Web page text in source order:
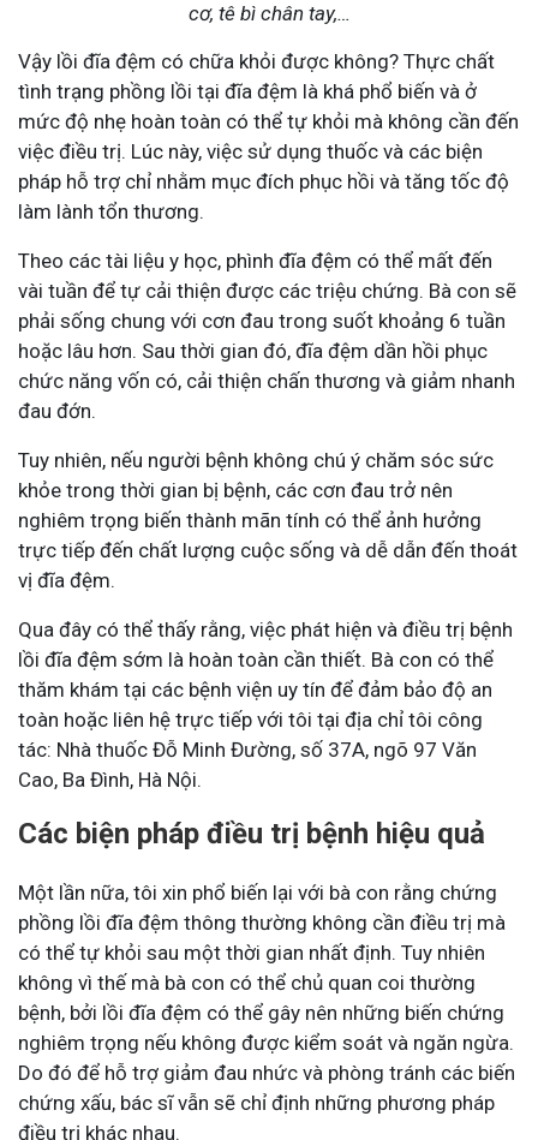
cơ, tê bì chân tay,…
Vậy lồi đĩa đệm có chữa khỏi được không? Thực chất
tình trạng phồng lồi tại đĩa đệm là khá phổ biến và ở
mức độ nhẹ hoàn toàn có thể tự khỏi mà không cần đến
việc điều trị. Lúc này, việc sử dụng thuốc và các biện
pháp hỗ trợ chỉ nhằm mục đích phục hồi và tăng tốc độ
làm lành tổn thương.
Theo các tài liệu y học, phình đĩa đệm có thể mất đến
vài tuần để tự cải thiện được các triệu chứng. Bà con sẽ
phải sống chung với cơn đau trong suốt khoảng 6 tuần
hoặc lâu hơn. Sau thời gian đó, đĩa đệm dần hồi phục
chức năng vốn có, cải thiện chấn thương và giảm nhanh
đau đớn.
Tuy nhiên, nếu người bệnh không chú ý chăm sóc sức
khỏe trong thời gian bị bệnh, các cơn đau trở nên
nghiêm trọng biến thành mãn tính có thể ảnh hưởng
trực tiếp đến chất lượng cuộc sống và dễ dẫn đến thoát
vị đĩa đệm.
Qua đây có thể thấy rằng, việc phát hiện và điều trị bệnh
lồi đĩa đệm sớm là hoàn toàn cần thiết. Bà con có thể
thăm khám tại các bệnh viện uy tín để đảm bảo độ an
toàn hoặc liên hệ trực tiếp với tôi tại địa chỉ tôi công
tác: Nhà thuốc Đỗ Minh Đường, số 37A, ngõ 97 Văn
Cao, Ba Đình, Hà Nội.
Các biện pháp điều trị bệnh hiệu quả
Một lần nữa, tôi xin phổ biến lại với bà con rằng chứng
phồng lồi đĩa đệm thông thường không cần điều trị mà
có thể tự khỏi sau một thời gian nhất định. Tuy nhiên
không vì thế mà bà con có thể chủ quan coi thường
bệnh, bởi lồi đĩa đệm có thể gây nên những biến chứng
nghiêm trọng nếu không được kiểm soát và ngăn ngừa.
Do đó để hỗ trợ giảm đau nhức và phòng tránh các biến
chứng xấu, bác sĩ vẫn sẽ chỉ định những phương pháp
điều trị khác nhau.